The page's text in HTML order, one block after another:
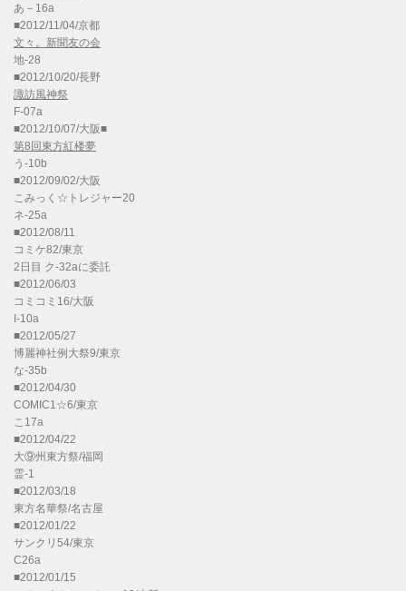
あ－16a
■2012/11/04/京都
文々。新聞友の会
地-28
■2012/10/20/長野
諏訪風神祭
F-07a
■2012/10/07/大阪■
第8回東方紅楼夢
う-10b
■2012/09/02/大阪
こみっく☆トレジャー20
ネ-25a
■2012/08/11
コミケ82/東京
2日目 ク-32aに委託
■2012/06/03
コミコミ16/大阪
I-10a
■2012/05/27
博麗神社例大祭9/東京
な-35b
■2012/04/30
COMIC1☆6/東京
こ17a
■2012/04/22
大⑨州東方祭/福岡
霊-1
■2012/03/18
東方名華祭/名古屋
■2012/01/22
サンクリ54/東京
C26a
■2012/01/15